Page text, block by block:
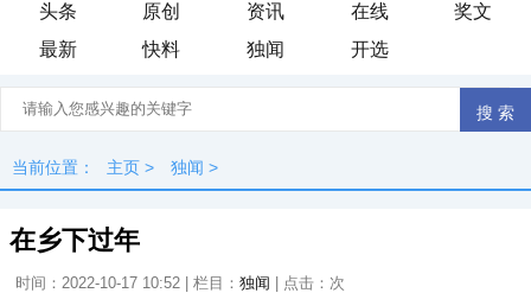
头条 原创 资讯 在线
奖文
最新
快料 独闻 开选
当前位置： 主页 > 独闻 >
在乡下过年
时间：2022-10-17 10:52 | 栏目： 独闻 | 点击： 次